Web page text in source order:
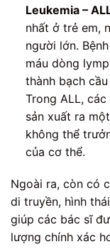
Leukemia –
nhất ở trẻ em,
người lớn.
máu dòng
thành bạch
Trong ALL,
sản xuất ra
không thể
của cơ thể.
Ngoài ra, còn có
di truyền, hình
giúp các bác sĩ
lượng chính xác